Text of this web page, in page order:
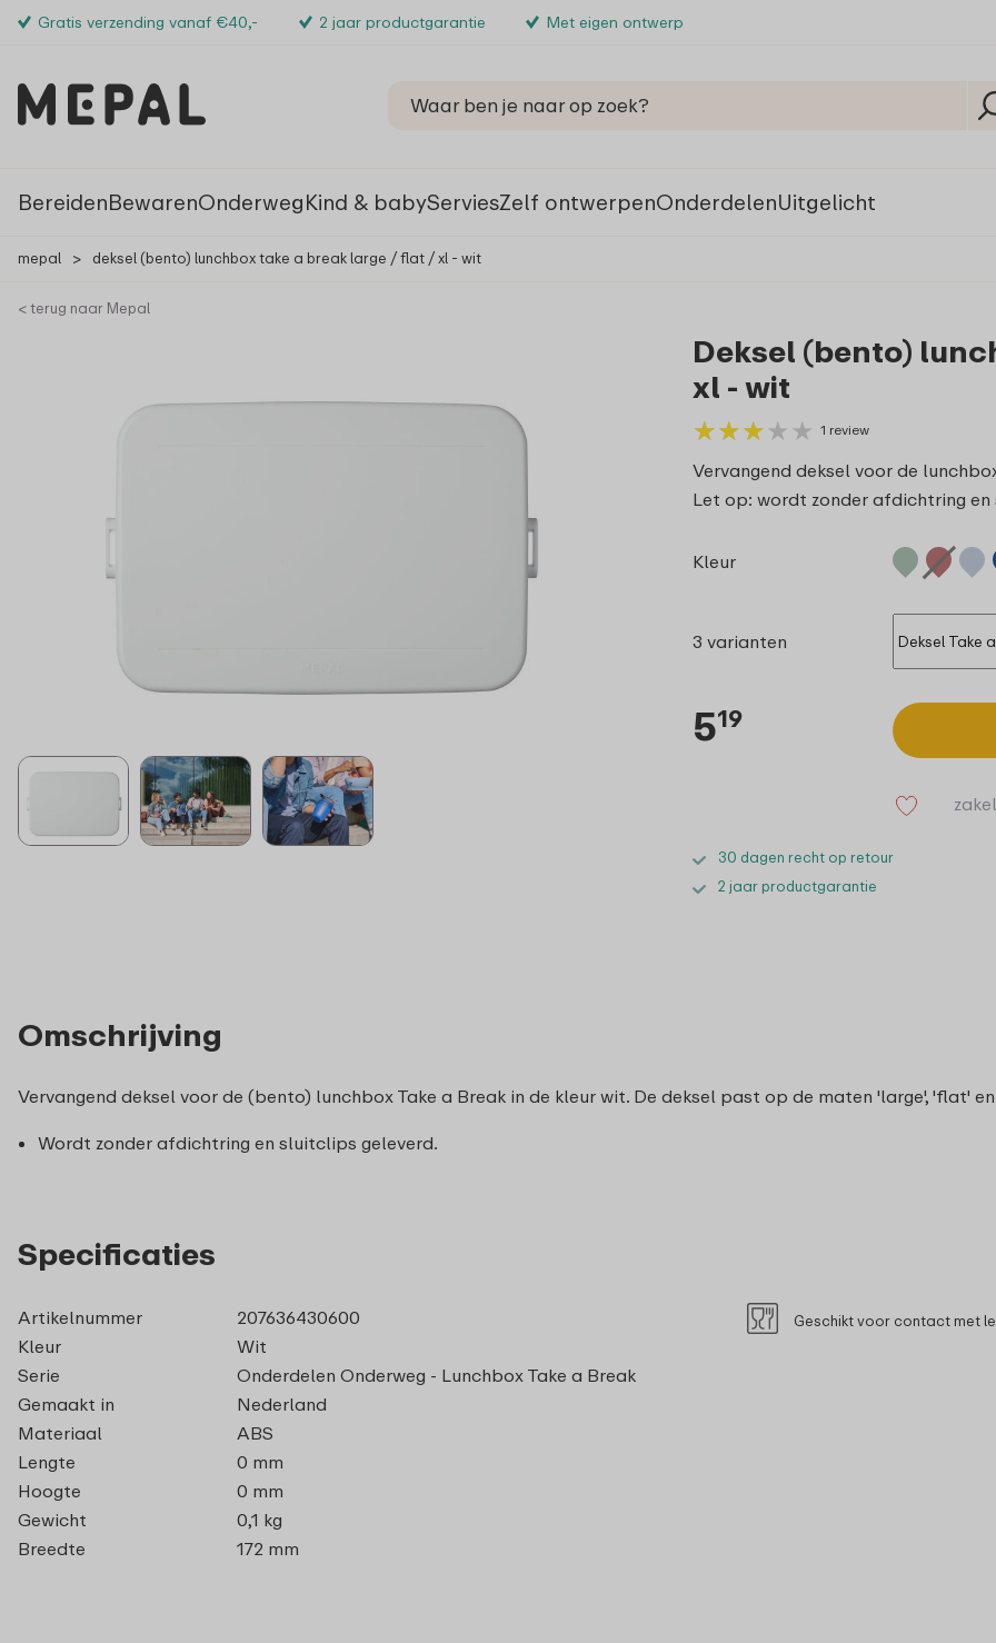
Gratis verzending vanaf €40,- 2 jaar productgarantie Met eigen ontwerp
BereidenBewarenOnderwegKind & babyServiesZelf ontwerpenOnderdelenUitgelicht
mepal > deksel (bento) lunchbox take a break large / flat / xl - wit
< terug naar Mepal
Deksel (bento)
xl - wit
★★★★ ★
★★★★ ★ 1 review
Vervangend deksel voor de
Let op: wordt zonder afdichtring
Kleur
3 varianten
519
30 dagen recht op retour
2 jaar productgarantie
Omschrijving
Vervangend deksel voor de (bento) lunchbox Take a Break in de kleur wit. De deksel past op de maten 'large', 'flat'
Wordt zonder afdichtring en sluitclips geleverd.
Specificaties
Artikelnummer
207636430600
Kleur
Wit
Serie
Onderdelen Onderweg - Lunchbox Take a Break
Gemaakt in
Nederland
Materiaal
ABS
Lengte
0 mm
Hoogte
0 mm
Gewicht
0,1 kg
Breedte
172 mm
Geschikt voor contact met